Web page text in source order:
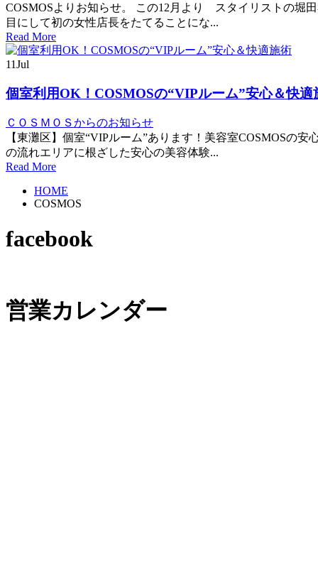
COSMOSよりお知らせ。 この12月より スタイリストの堀
目にして初の女性店長をたてることにな...
Read More
11Jul
個室利用OK！COSMOSの“VIPルーム”安心＆快適
ＣＯＳＭＯＳからのお知らせ
【東灘区】個室“VIPルーム”あります！美容室COSMOSの
の流れエリアに根ざした安心の美容体験...
Read More
HOME
COSMOS
facebook
営業カレンダー